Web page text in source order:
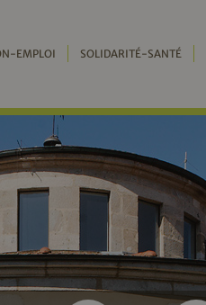
EMPLOI SOLIDARITÉ-SANTÉ